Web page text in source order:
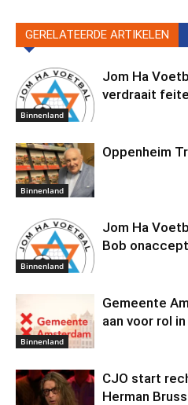
GERELATEERDE ARTIKELEN
Binnenland
Jom Ha
verdraait
Binnenland
Oppenheim
Binnenland
Jom Ha
Bob
Binnenland
Gemeente
aan voor rol
CJO start
Herman